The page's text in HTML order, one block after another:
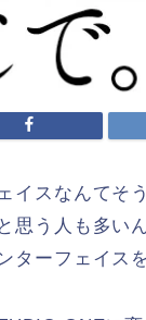
イスなんてそ
思う人も多い
ターフェイス